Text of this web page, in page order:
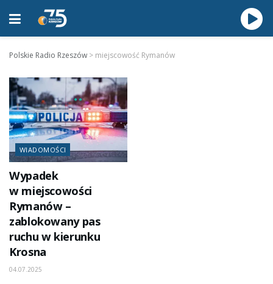
Polskie Radio Rzeszów > miejscowość Rymanów
WIADOMOŚCI
Wypadek
w miejscowości
Rymanów –
zablokowany pas
ruchu w kierunku
Krosna
04.07.2025